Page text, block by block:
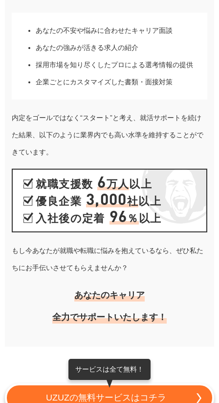
あなたの不安や悩みに合わせたキャリア面談
あなたの強みが活きる求人の紹介
採用市場を知り尽くしたプロによる選考情報の提供
企業ごとにカスタマイズした書類・面接対策
内定をゴールではなく“スタート”と考え、就活サポートを続け
た結果、以下のように業界内でも高い水準を維持することがで
きています。
就職支援数 6万人以上
優良企業 3,000社以上
入社後の定着 96％以上
もし今あなたが就職や転職に悩みを抱えているなら、ぜひ私た
ちにお手伝いさせてもらえませんか？
あなたのキャリア
全力でサポートいたします！
サービスは全て無料！
UZUZの無料サービスはコチラ